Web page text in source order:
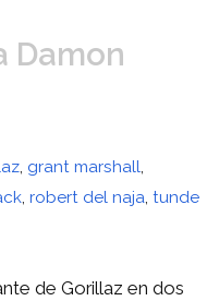
Damon
, grant marshall,
,robert del naja,tunde
de Gorillaz en dos